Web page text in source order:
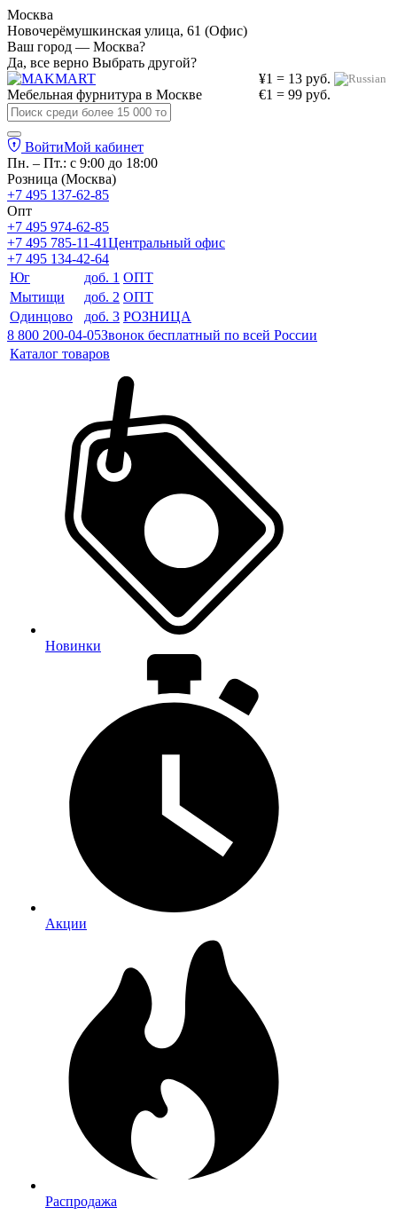
Москва
Новочерёмушкинская улица, 61 (Офис)
Ваш город — Москва?
Да, все верно Выбрать другой?
¥1 = 13 руб.
€1 = 99 руб.
Мебельная фурнитура в Москве
ВойтиМой кабинет
Пн. – Пт.: с 9:00 до 18:00
Розница (Москва)
+7 495 137-62-85
Опт
+7 495 974-62-85
+7 495 785-11-41Центральный офис
+7 495 134-42-64
Юг
доб. 1 ОПТ
Мытищи
доб. 2 ОПТ
Одинцово
доб. 3 РОЗНИЦА
8 800 200-04-05Звонок бесплатный по всей России
Каталог товаров
Новинки
Акции
Распродажа